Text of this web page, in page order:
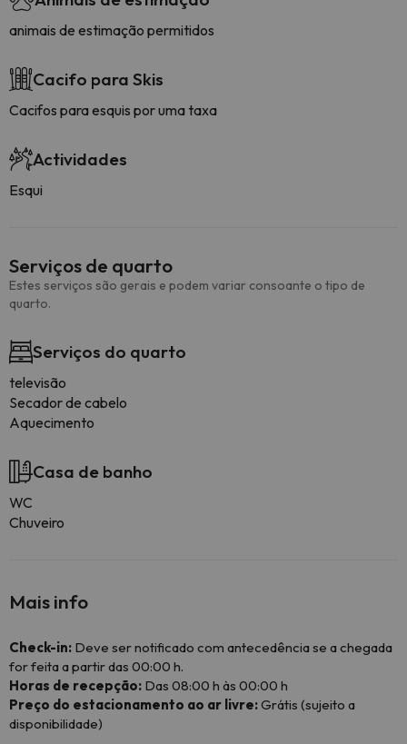
animais de estimação permitidos
Cacifo para Skis
Cacifos para esquis por uma taxa
Actividades
Esqui
Serviços de quarto
Estes serviços são gerais e podem variar consoante o tipo de
quarto.
Serviços do quarto
televisão
Secador de cabelo
Aquecimento
Casa de banho
WC
Chuveiro
Mais info
Check-in: Deve ser notificado com antecedência se a chegada
for feita a partir das 00:00 h.
Horas de recepção: Das 08:00 h às 00:00 h
Preço do estacionamento ao ar livre:Grátis (sujeito a
disponibilidade)